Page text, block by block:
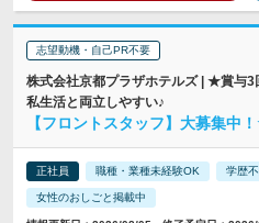
志望動機・自己PR不要
株式会社京都プラザホテルズ | ★賞与
私生活と両立しやすい♪
【フロントスタッフ】大募集
正社員 職種・業種未経験OK 学歴
女性のおしごと掲載中